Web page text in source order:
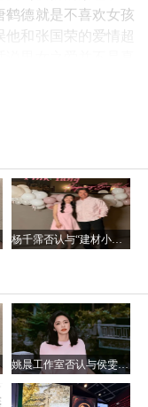
鹤德就是不喜欢女孩
和张国荣的爱情超
而同性之爱才是真
爱情，同样纯粹，
言 杨千霈否认与“建材小开”恋情：只是普通朋友
言 姚晨工作室否认与侯雯元恋情传闻：纯属虚构，呼吁理性看待